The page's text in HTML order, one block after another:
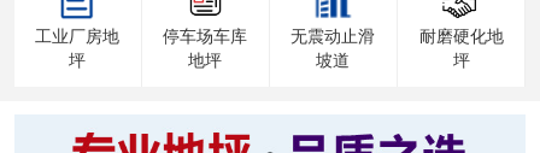
工业厂房地
坪
停车场车库
地坪
无震动止滑
坡道
耐磨硬化地
坪